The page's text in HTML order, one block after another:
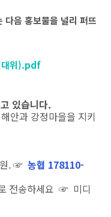
다음 홍보물을 널리 퍼뜨
대위).pdf
있습니다.
안과 강정마을을 지키
. ☞ 농협 178110-
전송하세요 ☞ 미디